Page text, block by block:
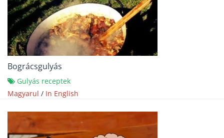
Bográcsgulyás
Gulyás receptek
Magyarul / In English